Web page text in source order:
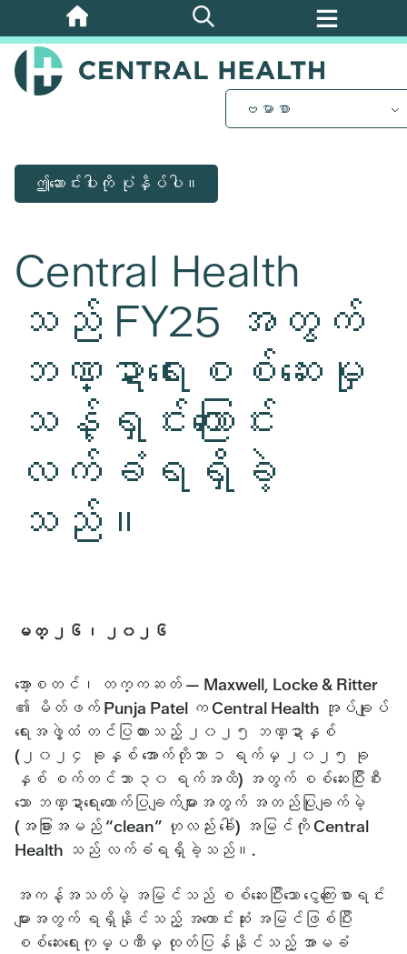
အဓိက
အကြောင်းအရာ
သို့
ဗမာစာ
ဤဆောင်းပါးကို ပုံနှိပ်ပါ။
Central Health
သည် FY25 အတွက်
ဘဏ္ဍာရေးစစ်ဆေးမှု
သန့်ရှင်းကြောင်း
လက်ခံရရှိခဲ့
သည်။
မတ္ ၂၆၊ ၂၀၂၆
အော့စတင်၊ တက္ကဆတ် — Maxwell, Locke & Ritter
၏ မိတ်ဖက် Punja Patel က Central Health အုပ်ချုပ်
ရေးအဖွဲ့ထံ တင်ပြထားသည့် ၂၀၂၅ ဘဏ္ဍာနှစ်
(၂၀၂၄ ခုနှစ် အောက်တိုဘာ ၁ ရက်မှ ၂၀၂၅ ခု
နှစ် စက်တင်ဘာ ၃၀ ရက်အထိ) အတွက် စစ်ဆေးပြီးစီး
သော ဘဏ္ဍာရေးထောက်ပြချက်များအတွက် အတည်ပြုချက်မဲ့
(အခြားအမည် “clean” ဟုလည်း ခေါ်) အမြင်ကို Central
Health သည် လက်ခံရရှိခဲ့သည်။.
အကန့်အသတ်မဲ့ အမြင်သည် စစ်ဆေးပြီးသော ငွေကြေးစာရင်း
များအတွက် ရရှိနိုင်သည့် အကောင်းဆုံး အမြင်ဖြစ်ပြီး
စစ်ဆေးရေးကုမ္ပဏီမှ ထုတ်ပြန်နိုင်သည့် အာမခံ